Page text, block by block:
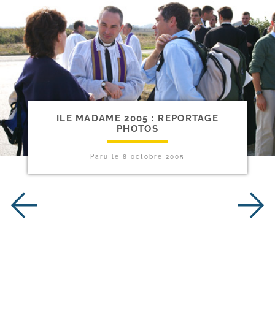
ILE MADAME 2005 : REPORTAGE
PHOTOS
Paru le8 octobre 2005